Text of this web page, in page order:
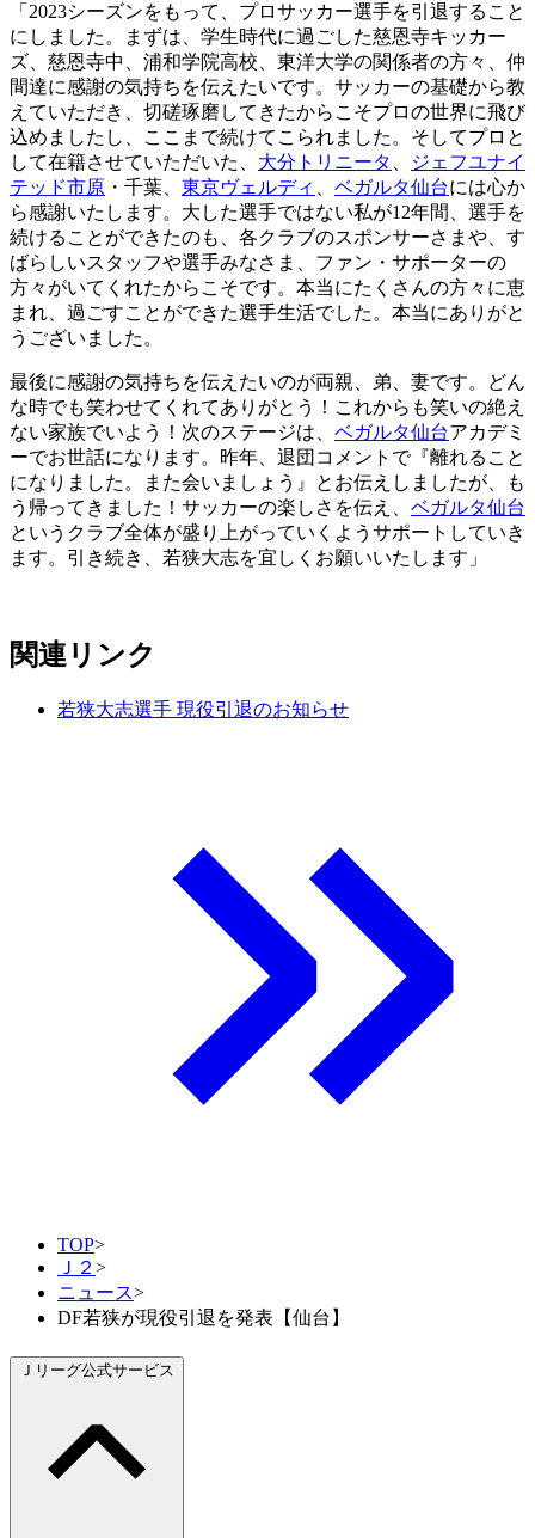
「2023シーズンをもって、プロサッカー選手を引退すること
にしました。まずは、学生時代に過ごした慈恩寺キッカー
ズ、慈恩寺中、浦和学院高校、東洋大学の関係者の方々、仲
間達に感謝の気持ちを伝えたいです。サッカーの基礎から教
えていただき、切磋琢磨してきたからこそプロの世界に飛び
込めましたし、ここまで続けてこられました。そしてプロと
して在籍させていただいた、 大分トリニータ
ジェフユナイ
テッド市原 ・千葉、 東京ヴェルディ ベガルタ仙台には心か
ら感謝いたします。大した選手ではない私が12年間、選手を
続けることができたのも、各クラブのスポンサーさまや、す
ばらしいスタッフや選手みなさま、ファン・サポーターの
方々がいてくれたからこそです。本当にたくさんの方々に恵
まれ、過ごすことができた選手生活でした。本当にありがと
うございました。
最後に感謝の気持ちを伝えたいのが両親、弟、妻です。どん
な時でも笑わせてくれてありがとう！これからも笑いの絶え
ない家族でいよう！次のステージは、 ベガルタ仙台アカデミ
ーでお世話になります。昨年、退団コメントで『離れること
になりました。また会いましょう』とお伝えしましたが、も
う帰ってきました！サッカーの楽しさを伝え、 ベガルタ仙台
というクラブ全体が盛り上がっていくようサポートしていき
ます。引き続き、若狭大志を宜しくお願いいたします」
関連リンク
若狭大志選手 現役引退のお知らせ
TOP>
Ｊ２ >
ニュース>
DF若狭が現役引退を発表【仙台】
Ｊリーグ公式サービス